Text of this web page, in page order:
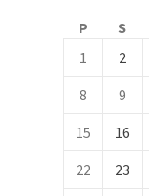
P
S
1
2
8 9
15 16
22 23